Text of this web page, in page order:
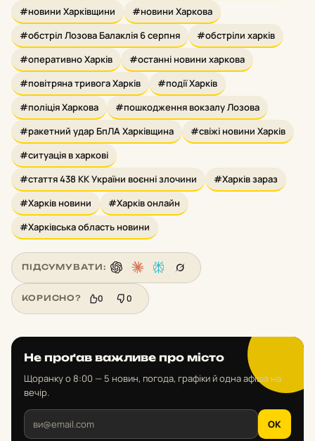
#новини Харківщини
#новини Харкова
#обстріл Лозова Балаклія 6 серпня
#обстріли харків
#оперативно Харків
#останні новини харкова
#повітряна тривога Харків
#події Харків
#поліція Харкова
#пошкодження вокзалу Лозова
#ракетний удар БпЛА Харківщина
#свіжі новини Харків
#ситуація в харкові
#стаття 438 КК України воєнні злочини
#Харків зараз
#Харків новини
#Харків онлайн
#Харківська область новини
ПІДСУМУВАТИ:
КОРИСНО? 0 0
Не проґав важливе про місто
Щоранку о 8:00 — 5 новин, погода, графіки й одна афіша на
вечір.
OK